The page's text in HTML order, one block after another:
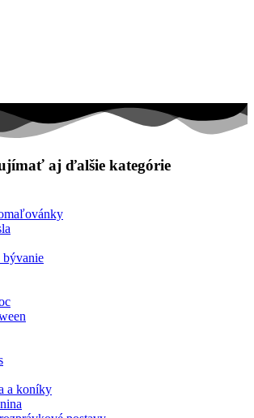
aj ďalšie kategórie
bývanie
a koníky